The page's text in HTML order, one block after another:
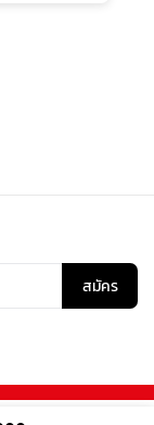
สมัคร